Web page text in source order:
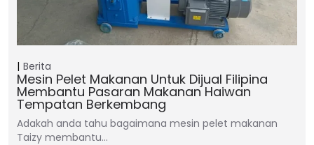
Berita
Mesin Pelet Makanan Untuk Dijual Filipina
Membantu Pasaran Makanan Haiwan
Tempatan Berkembang
Adakah anda tahu bagaimana mesin pelet makanan
Taizy membantu…